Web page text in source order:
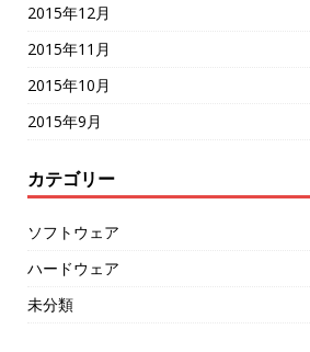
2015年12月
2015年11月
2015年10月
2015年9月
カテゴリー
ソフトウェア
ハードウェア
未分類